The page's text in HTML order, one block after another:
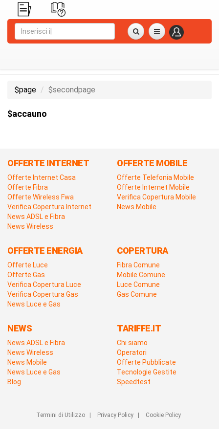
$page $secondpage
$accauno
OFFERTE INTERNET
Offerte Internet Casa
Offerte Fibra
Offerte Wireless Fwa
Verifica Copertura Internet
News ADSL e Fibra
News Wireless
OFFERTE MOBILE
Offerte Telefonia Mobile
Offerte Internet Mobile
Verifica Copertura Mobile
News Mobile
OFFERTE ENERGIA
Offerte Luce
Offerte Gas
Verifica Copertura Luce
Verifica Copertura Gas
News Luce e Gas
COPERTURA
Fibra Comune
Mobile Comune
Luce Comune
Gas Comune
NEWS
News ADSL e Fibra
News Wireless
News Mobile
News Luce e Gas
Blog
TARIFFE.IT
Chi siamo
Operatori
Offerte Pubblicate
Tecnologie Gestite
Speedtest
Termini di Utilizzo| Privacy Policy| Cookie Policy